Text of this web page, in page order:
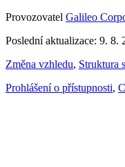
Provozovatel Galileo
Poslední aktualizace: 9. 8.
Změna vzhledu, Struktura
Prohlášení o přístupnosti,